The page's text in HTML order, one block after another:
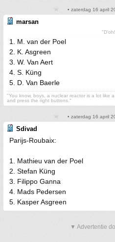
• zaterdag 16 april
marsan
1. M. van der Poel
2. K. Asgreen
3. W. Van Aert
4. S. Küng
5. D. Van Baerle
"You know, boys, a nuclear reactor is a lot like
and press the right buttons."
• zaterdag 16 april
Sdivad
Parijs-Roubaix:
1. Mathieu van der Poel
2. Stefan Küng
3. Filippo Ganna
4. Mads Pedersen
5. Kasper Asgreen
▼ Advertentie